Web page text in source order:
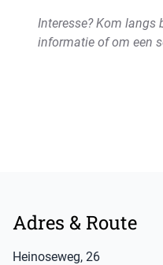
Interesse? Kom langs
informatie of om een
Adres & Route
Heinoseweg, 26